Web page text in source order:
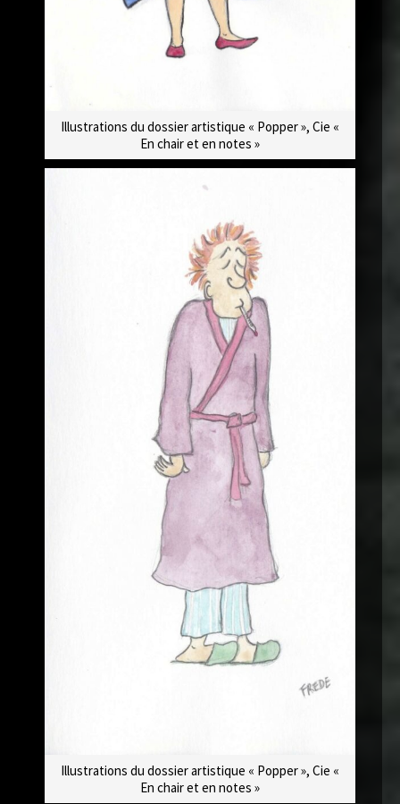
Illustrations du dossier artistique « Popper », Cie «
En chair et en notes »
Illustrations du dossier artistique « Popper », Cie «
En chair et en notes »